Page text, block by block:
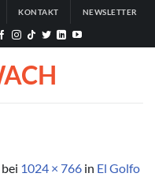
KONTAKT NEWSLETTER
bei 1024 × 766 in El Golfo